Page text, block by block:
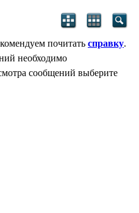
почитать справку.
необходимо
сообщений выберите